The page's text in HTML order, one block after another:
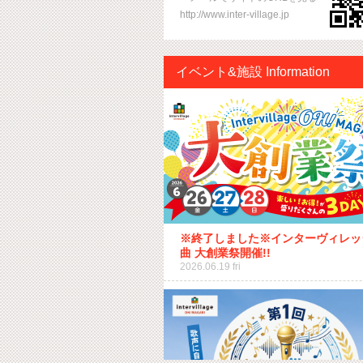
http://www.inter-village.jp
イベント&施設 Information
※終了しました※インターヴィレッ
曲 大創業祭開催!!
2026.06.19 fri